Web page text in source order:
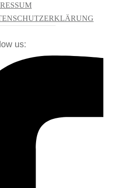
us: